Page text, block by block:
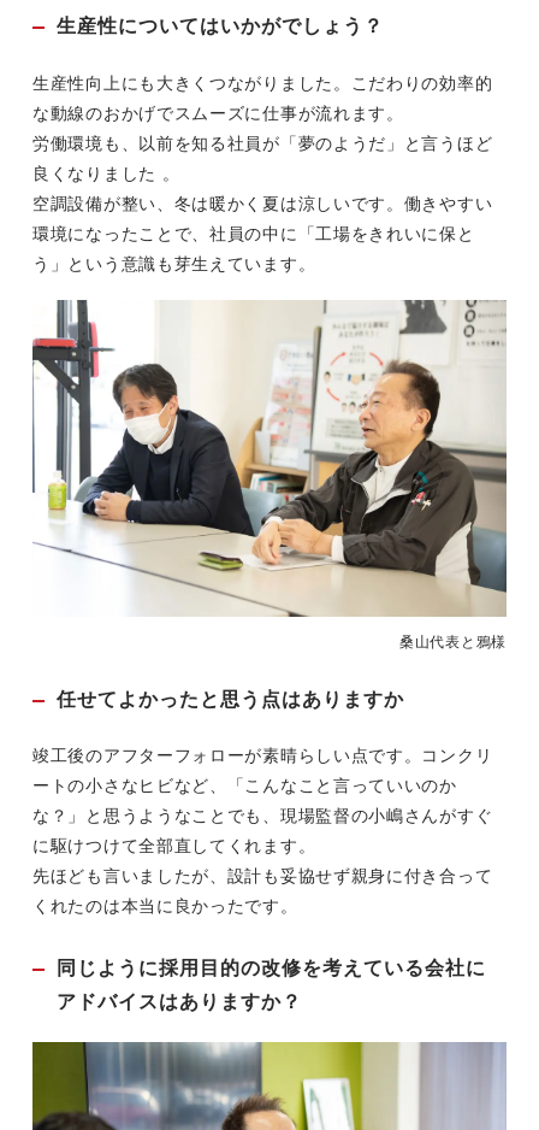
生産性についてはいかがでしょう？
生産性向上にも大きくつながりました。こだわりの効率的
な動線のおかげでスムーズに仕事が流れます。
労働環境も、以前を知る社員が「夢のようだ」と言うほど
良くなりました 。
空調設備が整い、冬は暖かく夏は涼しいです。働きやすい
環境になったことで、社員の中に「工場をきれいに保と
う」という意識も芽生えています。
桑山代表と鴉様
任せてよかったと思う点はありますか
竣工後のアフターフォローが素晴らしい点です。コンクリ
ートの小さなヒビなど、「こんなこと言っていいのか
な？」と思うようなことでも、現場監督の小嶋さんがすぐ
に駆けつけて全部直してくれます。
先ほども言いましたが、設計も妥協せず親身に付き合って
くれたのは本当に良かったです。
同じように採用目的の改修を考えている会社に
アドバイスはありますか？